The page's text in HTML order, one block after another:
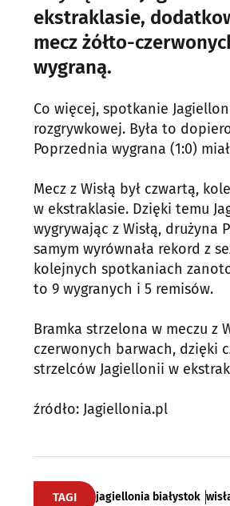
ekstraklasie,
mecz żółto-
wygraną.
Co więcej, spotkanie
rozgrywkowej. Była to
Poprzednia wygrana (1:0)
Mecz z Wisłą był czwartą,
w ekstraklasie. Dzięki temu
wygrywając z Wisłą, drużyna
samym wyrównała rekord z
kolejnych spotkaniach
to 9 wygranych i 5 remisów.
Bramka strzelona w meczu z
czerwonych barwach, dzięki
strzelców Jagiellonii w
źródło: Jagiellonia.pl
TAGI jagiellonia białystok